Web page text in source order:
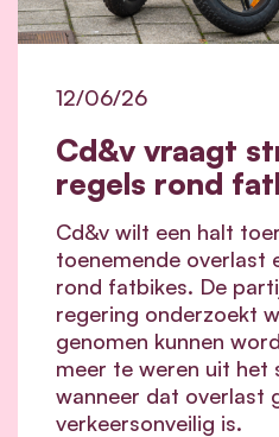
Cd&v vraagt
regels rond
12/06/26
Cd&v wilt een halt
toenemende overlast
rond fatbikes. De
regering onderzoekt
genomen kunnen
meer te weren uit het
wanneer dat overlast
verkeersonveilig is.